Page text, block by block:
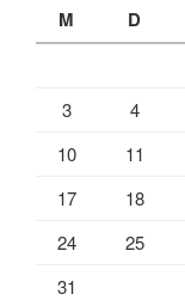
M D
3
4
10
11
17
18
24
25
31